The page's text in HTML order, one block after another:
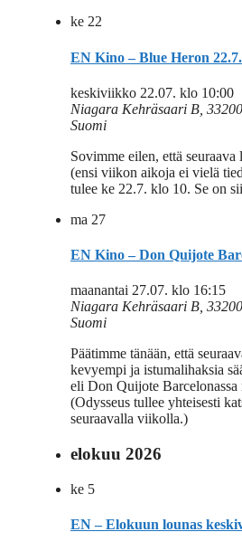
ke 22
EN Kino – Blue Heron 22.7.
keskiviikko 22.07. klo 10:00
Niagara Kehräsaari B,
Suomi
Sovimme eilen, että
(ensi viikon aikoja ei vielä
tulee ke 22.7. klo 10. Se on
ma 27
EN Kino – Don Quijote
maanantai 27.07. klo 16:15
Niagara Kehräsaari B,
Suomi
Päätimme tänään, että
kevyempi ja istumalihaksia
eli Don Quijote
(Odysseus tullee yhteisesti
seuraavalla viikolla.)
elokuu 2026
ke 5
EN – Elokuun lounas